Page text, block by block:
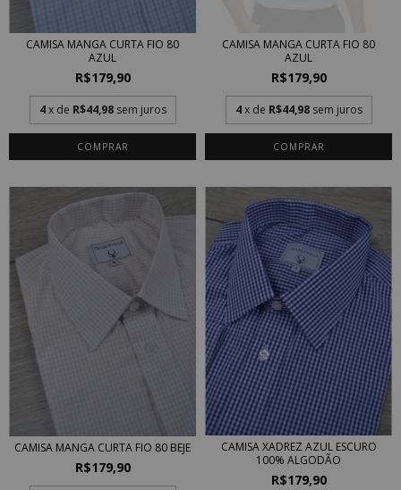
CAMISA MANGA CURTA FIO 80
AZUL
R$179,90
4 x de R$44,98 sem juros
COMPRAR
CAMISA MANGA CURTA FIO 80
AZUL
R$179,90
4 x de R$44,98 sem juros
COMPRAR
CAMISA MANGA CURTA FIO 80 BEJE
R$179,90
CAMISA XADREZ AZUL ESCURO
100% ALGODÃO
R$179,90